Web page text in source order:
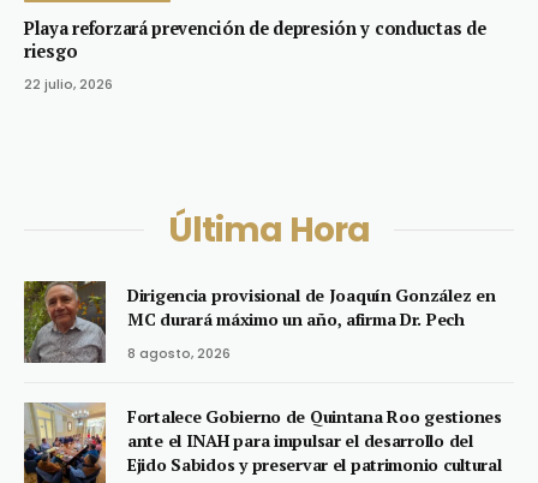
Playa reforzará prevención de depresión y conductas de
riesgo
22 julio, 2026
Última Hora
Dirigencia provisional de Joaquín González en
MC durará máximo un año, afirma Dr. Pech
8 agosto, 2026
Fortalece Gobierno de Quintana Roo gestiones
ante el INAH para impulsar el desarrollo del
Ejido Sabidos y preservar el patrimonio cultural